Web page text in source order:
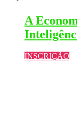
A
INSCRIÇÃO